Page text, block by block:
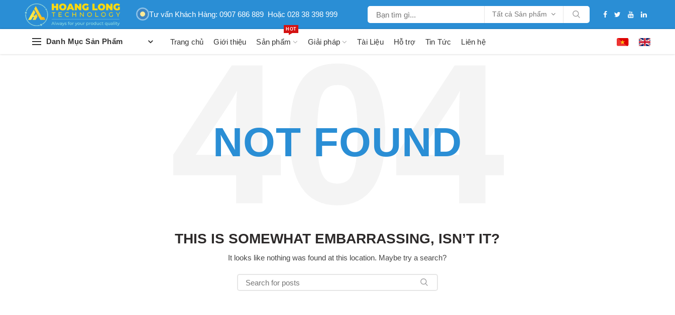
Tư vấn Khách Hàng: 0907 686 889 Hoặc 028 38 398 999 Tất cả Sản phẩm
Danh Mục Sản Phẩm Trang chủ Giới thiệu Sản phẩm
HOT
Giải pháp Tài Liệu Hỗ trợ Tin Tức Liên hệ
NOT FOUND
THIS IS SOMEWHAT EMBARRASSING, ISN’T IT?
It looks like nothing was found at this location. Maybe try a search?